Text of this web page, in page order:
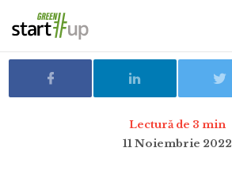
Lectură de 3 min
11 Noiembrie 2022